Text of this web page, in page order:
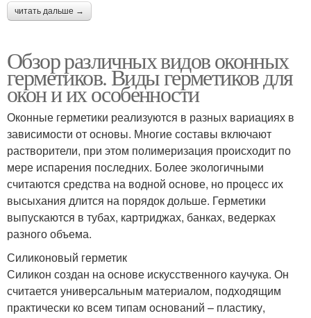
читать дальше →
Обзор различных видов оконных
герметиков. Виды герметиков для
окон и их особенности
Оконные герметики реализуются в разных вариациях в
зависимости от основы. Многие составы включают
растворители, при этом полимеризация происходит по
мере испарения последних. Более экологичными
считаются средства на водной основе, но процесс их
высыхания длится на порядок дольше. Герметики
выпускаются в тубах, картриджах, банках, ведерках
разного объема.
Силиконовый герметик
Силикон создан на основе искусственного каучука. Он
считается универсальным материалом, подходящим
практически ко всем типам оснований – пластику,